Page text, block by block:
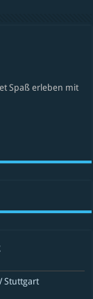
Spaß erleben mit
Stuttgart